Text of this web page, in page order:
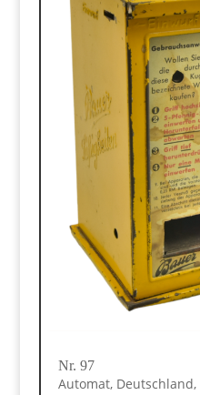
Nr. 97
Automat, Deutschland,